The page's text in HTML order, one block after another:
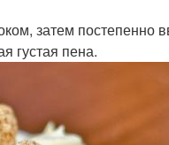
затем постепенно
густая пена.